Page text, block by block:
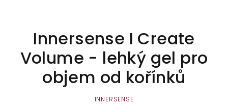
Innersense I Create
Volume - lehký gel pro
objem od kořínků
INNERSENSE